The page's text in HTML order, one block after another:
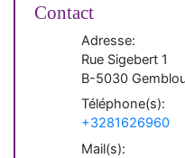
Contact
Adresse:
Rue Sigebert 1
B-5030
Téléphone(s):
+3281626960
Mail(s):